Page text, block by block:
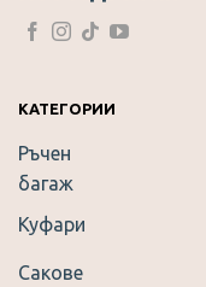
Отлично качество
КАТЕГОРИИ
Ръчен
багаж
Куфари
Сакове